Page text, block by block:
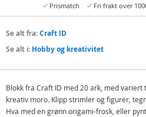
Prismatch Fri frakt over
Se alt fra:Craft ID
Se alt i: Hobby og kreativitet
Blokk fra Craft ID med 20 ark, med
kreativ moro. Klipp strimler og figurer,
Hva med en grønn origami-frosk, eller